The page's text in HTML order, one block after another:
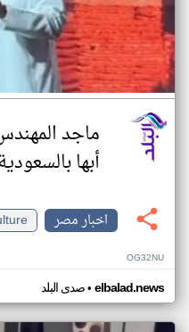
ماجد
أبها
اخبار مصر
OG32NU
صدى البلد• elbalad.news